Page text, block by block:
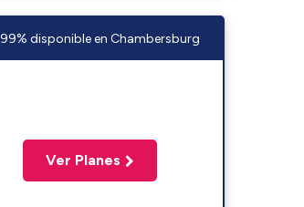
99% disponible en Chambersburg
Ver Planes